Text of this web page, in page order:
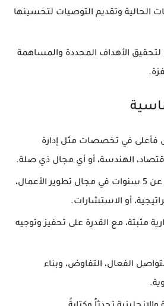
الحالية وتقديم التوصيات لتحسينها
لتحقيق الأهداف المحددة والمساهمة
فأعلى في تخصصات مثل إدارة
الهندسة، أو أي مجال ذي صلة.
خبرة عملية لا تقل عن 5 سنوات في مجال تطوير الأعمال،
أو الاستشارات.
مثبتة، مع القدرة على تحفيز وتوجيه
الفعال، التفاوض، وبناء